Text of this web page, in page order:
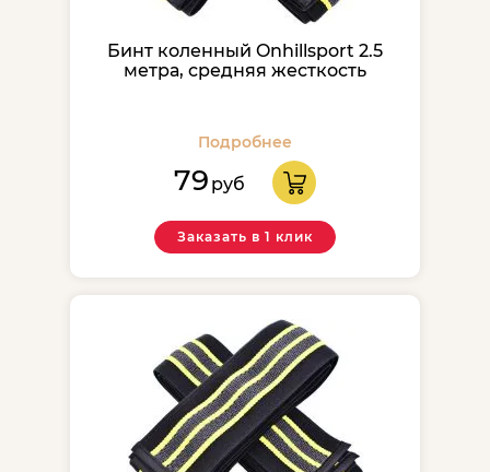
Бинт коленный Onhillsport 2.5
метра, средняя жесткость
Подробнее
79 руб
Заказать в 1 клик